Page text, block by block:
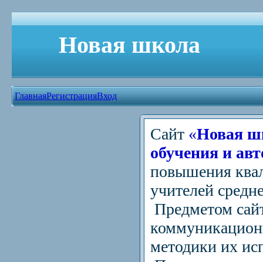
Новая школа
ГлавнаяРегистрацияВход
Сайт «Новая
обучения и
повышения
учителей
Предметом
методики их